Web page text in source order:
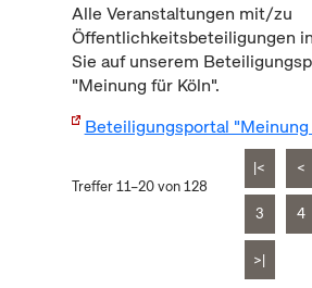
Alle Veranstaltungen mit/zu
Öffentlichkeitsbeteiligungen
Sie auf unserem
"Meinung für Köln".
Beteiligungsportal "Meinung
Treffer 11–20 von 128
|< <
3 4
>|